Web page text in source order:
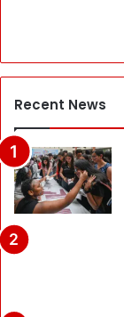
Recent News